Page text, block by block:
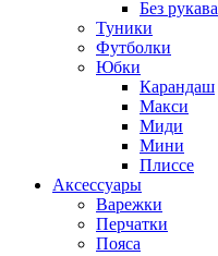
Без рукава
Туники
Футболки
Юбки
Карандаш
Макси
Миди
Мини
Плиссе
Аксессуары
Варежки
Перчатки
Пояса